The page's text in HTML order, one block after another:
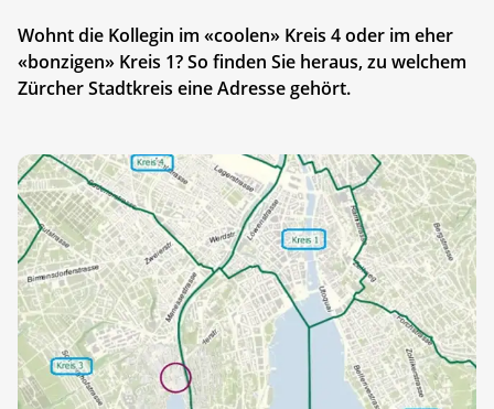
Wohnt die Kollegin im «coolen» Kreis 4 oder im eher
«bonzigen» Kreis 1? So finden Sie heraus, zu welchem
Zürcher Stadtkreis eine Adresse gehört.